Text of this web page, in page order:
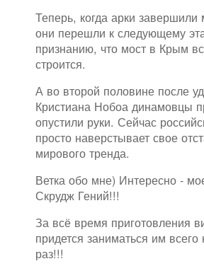
Теперь, когда арки завершили
они перешли к следующему
признанию, что мост в Крым
строится.
А во второй половине после
Кристиана Нобоа динамовцы
опустили руки. Сейчас
просто наверстывает свое
мирового тренда.
Ветка обо мне) Интересно -
Скрудж Гений!!!
За всё время приготовления
придется заниматься им всего
раз!!!